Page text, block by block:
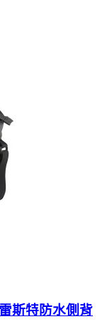
斯特防水側背